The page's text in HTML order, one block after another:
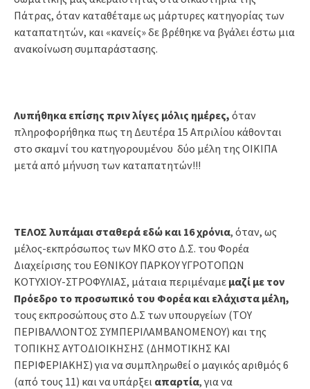
Πάτρας, όταν καταθέταμε ως μάρτυρες κατηγορίας των
καταπατητών, και «κανείς» δε βρέθηκε να βγάλει έστω μια
ανακοίνωση συμπαράστασης.
Λυπήθηκα επίσης πριν λίγες μόλις ημέρες, όταν
πληροφορήθηκα πως τη Δευτέρα 15 Απριλίου κάθονται
στο σκαμνί του κατηγορουμένου δύο μέλη της ΟΙΚΙΠΑ
μετά από μήνυση των καταπατητών!!!
ΤΕΛΟΣ λυπάμαι σταθερά εδώ και 16 χρόνια, όταν, ως
μέλος-εκπρόσωπος των ΜΚΟ στο Δ.Σ. του Φορέα
Διαχείρισης του ΕΘΝΙΚΟΥ ΠΑΡΚΟΥ ΥΓΡΟΤΟΠΩΝ
ΚΟΤΥΧΙΟΥ-ΣΤΡΟΦΥΛΙΑΣ, μάταια περιμέναμε μαζί με τον
Πρόεδρο το προσωπικό του Φορέα και ελάχιστα μέλη,
τους εκπροσώπους στο Δ.Σ των υπουργείων (ΤΟΥ
ΠΕΡΙΒΑΛΛΟΝΤΟΣ ΣΥΜΠΕΡΙΛΑΜΒΑΝΟΜΕΝΟΥ) και της
ΤΟΠΙΚΗΣ ΑΥΤΟΔΙΟΙΚΗΣΗΣ (ΔΗΜΟΤΙΚΗΣ ΚΑΙ
ΠΕΡΙΦΕΡΙΑΚΗΣ) για να συμπληρωθεί ο μαγικός αριθμός 6
(από τους 11) και να υπάρξει απαρτία, για να